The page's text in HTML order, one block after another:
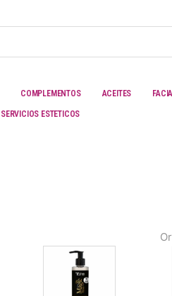
COMPLEMENTOS ACEITES
SERVICIOS ESTETICOS